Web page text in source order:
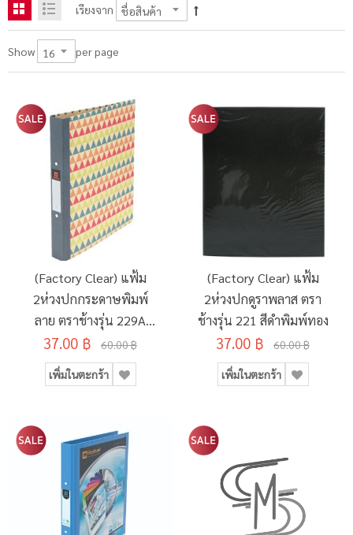
เรียงจาก
Show per page
(Factory Clear) แฟ้ม
2ห่วงปกกระดาษพิมพ์
ลาย ตราช้างรุ่น 229A
คละสี
37.00 ฿ 60.00 ฿
เพิ่มในตะกร้า
(Factory Clear) แฟ้ม
2ห่วงปกดูราพลาส ตรา
ช้างรุ่น 221 สีดำพิมพ์ทอง
37.00 ฿ 60.00 ฿
เพิ่มในตะกร้า